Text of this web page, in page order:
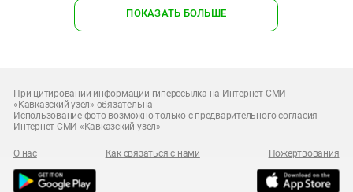
ПОКАЗАТЬ БОЛЬШЕ
При цитировании информации гиперссылка на Интернет-СМИ
«Кавказский узел» обязательна
Использование фото возможно только с предварительного согласия
Интернет-СМИ «Кавказский узел»
О нас Как связаться с нами Пожертвования